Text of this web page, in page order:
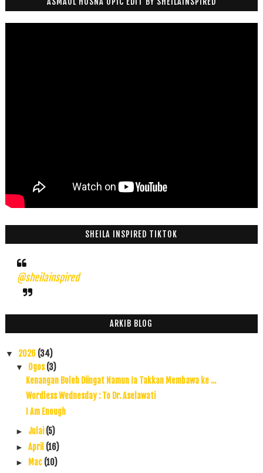
SHEILA INSPIRED TIKTOK
@sheilainspired
ARKIB BLOG
▼ 2026 (34)
▼ Ogos(3)
Kenangan Boleh Diingat Namun Ia Takkan Membawa ke ...
Wordless Wednesday : To Dr. Aselawati
I Am Enough
► Julai(5)
► April (16)
► Mac (10)